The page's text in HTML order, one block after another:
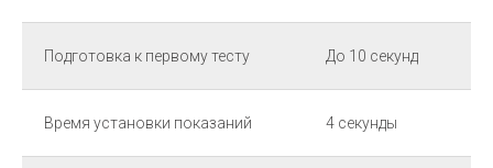
Подготовка к первому тесту До 10 секунд
Время установки показаний 4 секунды